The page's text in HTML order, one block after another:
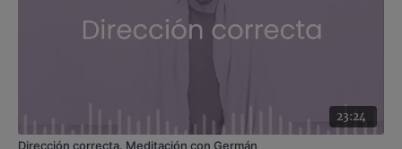
23:24
Dirección correcta. Meditación con Germán